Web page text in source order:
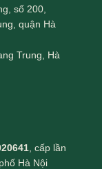
số 200,
quận Hà
Trung, Hà
, cấp lần
Hà Nội